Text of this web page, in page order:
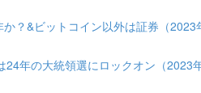
？&ビットコイン以外は証券（2023
年の大統領選にロックオン（2023